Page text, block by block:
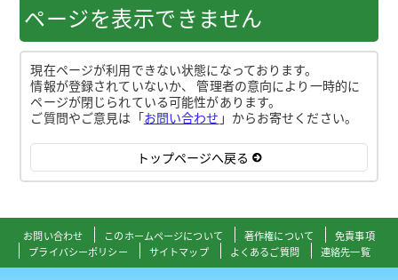
ページを表示できません
現在ページが利用できない状態になっております。
情報が登録されていないか、 管理者の意向により一時的に
ページが閉じられている可能性があります。
ご質問やご意見は「お問い合わせ 」からお寄せください。
トップページへ戻る
お問い合わせ このホームページについて 著作権について
免責事項
プライバシーポリシー
サイトマップ よくあるご質問 連絡先一覧